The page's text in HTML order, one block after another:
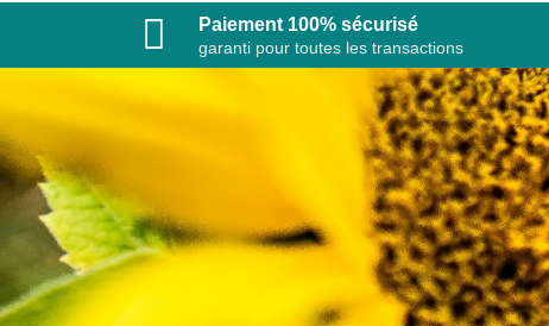
Paiement 100% sécurisé
garanti pour toutes les transactions